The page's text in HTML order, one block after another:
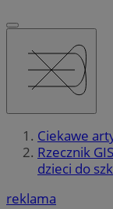
Ciekawe
Rzecznik
dzieci do
reklama